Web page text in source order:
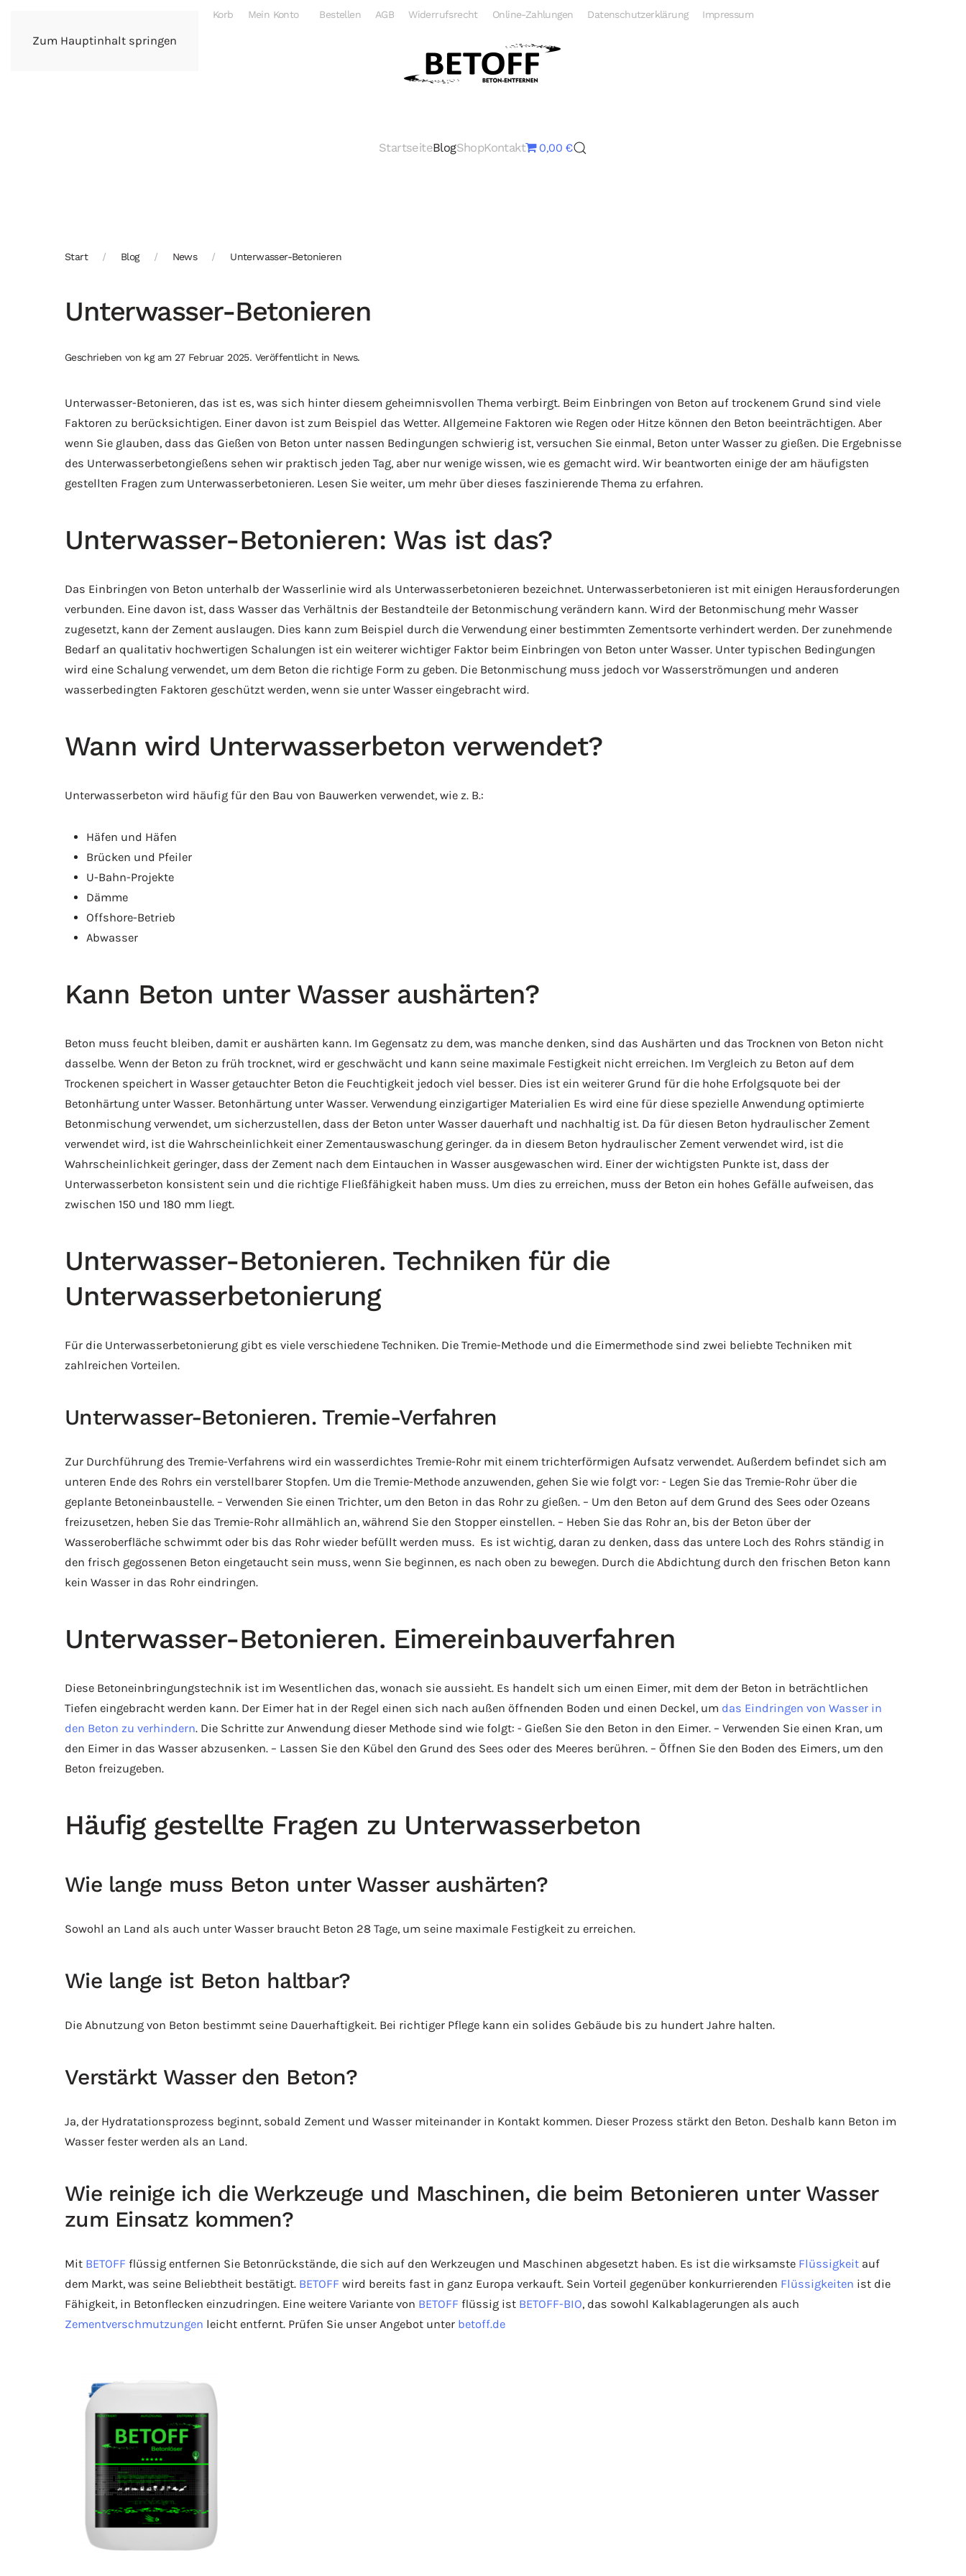
Zum Hauptinhalt springen
Korb Mein Konto Bestellen AGB Widerrufsrecht Online-Zahlungen Datenschutzerklärung Impressum
StartseiteBlogShopKontakt 0,00 €
Start Blog News Unterwasser-Betonieren
Unterwasser-Betonieren
Geschrieben von kgam 27 Februar 2025. Veröffentlicht in News.
Unterwasser-Betonieren, das ist es, was sich hinter diesem geheimnisvollen Thema verbirgt. Beim Einbringen von Beton auf trockenem Grund sind viele
Faktoren zu berücksichtigen. Einer davon ist zum Beispiel das Wetter. Allgemeine Faktoren wie Regen oder Hitze können den Beton beeinträchtigen. Aber
wenn Sie glauben, dass das Gießen von Beton unter nassen Bedingungen schwierig ist, versuchen Sie einmal, Beton unter Wasser zu gießen. Die Ergebnisse
des Unterwasserbetongießens sehen wir praktisch jeden Tag, aber nur wenige wissen, wie es gemacht wird. Wir beantworten einige der am häufigsten
gestellten Fragen zum Unterwasserbetonieren. Lesen Sie weiter, um mehr über dieses faszinierende Thema zu erfahren.
Unterwasser-Betonieren: Was ist das?
Das Einbringen von Beton unterhalb der Wasserlinie wird als Unterwasserbetonieren bezeichnet. Unterwasserbetonieren ist mit einigen Herausforderungen
verbunden. Eine davon ist, dass Wasser das Verhältnis der Bestandteile der Betonmischung verändern kann. Wird der Betonmischung mehr Wasser
zugesetzt, kann der Zement auslaugen. Dies kann zum Beispiel durch die Verwendung einer bestimmten Zementsorte verhindert werden. Der zunehmende
Bedarf an qualitativ hochwertigen Schalungen ist ein weiterer wichtiger Faktor beim Einbringen von Beton unter Wasser. Unter typischen Bedingungen
wird eine Schalung verwendet, um dem Beton die richtige Form zu geben. Die Betonmischung muss jedoch vor Wasserströmungen und anderen
wasserbedingten Faktoren geschützt werden, wenn sie unter Wasser eingebracht wird.
‍Wann wird Unterwasserbeton verwendet?
Unterwasserbeton wird häufig für den Bau von Bauwerken verwendet, wie z. B.:
Häfen und Häfen
Brücken und Pfeiler
U-Bahn-Projekte
Dämme
Offshore-Betrieb
Abwasser
Kann Beton unter Wasser aushärten?
Beton muss feucht bleiben, damit er aushärten kann. Im Gegensatz zu dem, was manche denken, sind das Aushärten und das Trocknen von Beton nicht
dasselbe. Wenn der Beton zu früh trocknet, wird er geschwächt und kann seine maximale Festigkeit nicht erreichen. Im Vergleich zu Beton auf dem
Trockenen speichert in Wasser getauchter Beton die Feuchtigkeit jedoch viel besser. Dies ist ein weiterer Grund für die hohe Erfolgsquote bei der
Betonhärtung unter Wasser. Betonhärtung unter Wasser. Verwendung einzigartiger Materialien Es wird eine für diese spezielle Anwendung optimierte
Betonmischung verwendet, um sicherzustellen, dass der Beton unter Wasser dauerhaft und nachhaltig ist. Da für diesen Beton hydraulischer Zement
verwendet wird, ist die Wahrscheinlichkeit einer Zementauswaschung geringer. da in diesem Beton hydraulischer Zement verwendet wird, ist die
Wahrscheinlichkeit geringer, dass der Zement nach dem Eintauchen in Wasser ausgewaschen wird. Einer der wichtigsten Punkte ist, dass der
Unterwasserbeton konsistent sein und die richtige Fließfähigkeit haben muss. Um dies zu erreichen, muss der Beton ein hohes Gefälle aufweisen, das
zwischen 150 und 180 mm liegt.
Unterwasser-Betonieren. Techniken für die
Unterwasserbetonierung
Für die Unterwasserbetonierung gibt es viele verschiedene Techniken. Die Tremie-Methode und die Eimermethode sind zwei beliebte Techniken mit
zahlreichen Vorteilen.
Unterwasser-Betonieren. Tremie-Verfahren
Zur Durchführung des Tremie-Verfahrens wird ein wasserdichtes Tremie-Rohr mit einem trichterförmigen Aufsatz verwendet. Außerdem befindet sich am
unteren Ende des Rohrs ein verstellbarer Stopfen. Um die Tremie-Methode anzuwenden, gehen Sie wie folgt vor: ‍- Legen Sie das Tremie-Rohr über die
geplante Betoneinbaustelle. – Verwenden Sie einen Trichter, um den Beton in das Rohr zu gießen. – Um den Beton auf dem Grund des Sees oder Ozeans
freizusetzen, heben Sie das Tremie-Rohr allmählich an, während Sie den Stopper einstellen. – Heben Sie das Rohr an, bis der Beton über der
Wasseroberfläche schwimmt oder bis das Rohr wieder befüllt werden muss. ‍ Es ist wichtig, daran zu denken, dass das untere Loch des Rohrs ständig in
den frisch gegossenen Beton eingetaucht sein muss, wenn Sie beginnen, es nach oben zu bewegen. Durch die Abdichtung durch den frischen Beton kann
kein Wasser in das Rohr eindringen.
Unterwasser-Betonieren. Eimereinbauverfahren
Diese Betoneinbringungstechnik ist im Wesentlichen das, wonach sie aussieht. Es handelt sich um einen Eimer, mit dem der Beton in beträchtlichen
Tiefen eingebracht werden kann. Der Eimer hat in der Regel einen sich nach außen öffnenden Boden und einen Deckel, um das Eindringen von Wasser in
den Beton zu verhindern. Die Schritte zur Anwendung dieser Methode sind wie folgt: ‍- Gießen Sie den Beton in den Eimer. – Verwenden Sie einen Kran, um
den Eimer in das Wasser abzusenken. – Lassen Sie den Kübel den Grund des Sees oder des Meeres berühren. – Öffnen Sie den Boden des Eimers, um den
Beton freizugeben.
Häufig gestellte Fragen zu Unterwasserbeton
Wie lange muss Beton unter Wasser aushärten?
Sowohl an Land als auch unter Wasser braucht Beton 28 Tage, um seine maximale Festigkeit zu erreichen.
Wie lange ist Beton haltbar?
Die Abnutzung von Beton bestimmt seine Dauerhaftigkeit. Bei richtiger Pflege kann ein solides Gebäude bis zu hundert Jahre halten.
Verstärkt Wasser den Beton?
Ja, der Hydratationsprozess beginnt, sobald Zement und Wasser miteinander in Kontakt kommen. Dieser Prozess stärkt den Beton. Deshalb kann Beton im
Wasser fester werden als an Land.
Wie reinige ich die Werkzeuge und Maschinen, die beim Betonieren unter Wasser
zum Einsatz kommen?
Mit BETOFF flüssig entfernen Sie Betonrückstände, die sich auf den Werkzeugen und Maschinen abgesetzt haben. Es ist die wirksamste Flüssigkeit auf
dem Markt, was seine Beliebtheit bestätigt. BETOFF wird bereits fast in ganz Europa verkauft. Sein Vorteil gegenüber konkurrierenden Flüssigkeiten ist die
Fähigkeit, in Betonflecken einzudringen. Eine weitere Variante von BETOFF flüssig ist BETOFF-BIO, das sowohl Kalkablagerungen als auch
Zementverschmutzungen leicht entfernt. Prüfen Sie unser Angebot unter betoff.de